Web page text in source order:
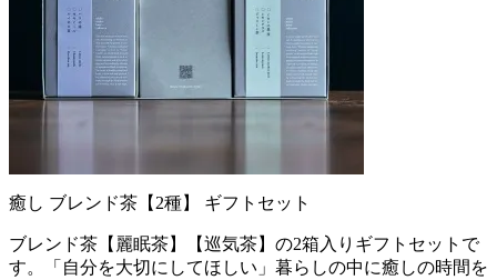
癒し ブレンド茶【2種】 ギフトセット
ブレンド茶【麗眠茶】【巡気茶】の2箱入りギフトセットで
す。「自分を大切にしてほしい」暮らしの中に癒しの時間を